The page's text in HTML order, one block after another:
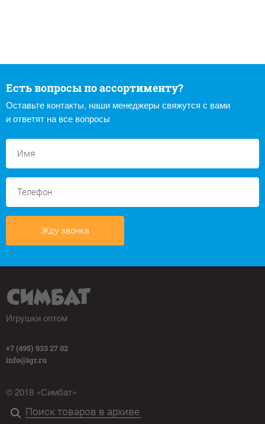
Есть вопросы по ассортименту?
Оставьте контакты, наши менеджеры свяжутся с вами
и ответят на все вопросы
Жду звонка
Игрушки оптом
+7 (495) 933 27 02
info@igr.ru
© 2018 «Симбат»